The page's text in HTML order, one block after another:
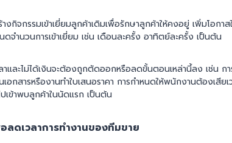
กิจกรรมเข้าเยี่ยมลูกค้าเดิมเพื่อรักษาลูกค้าให้คงอยู่ เพิ่มโอกาส
จำนวนการเข้าเยี่ยม เช่น เดือนละครั้ง อาทิตย์ละครั้ง เป็นต้น
และไม่ได้เงินจะต้องถูกตัดออกหรือลดขั้นตอนเหล่านี้ลง เช่น กา
อกสารหรืองานทำใบเสนอราคา การกำหนดให้พนักงานต้องเสีย
เข้าพบลูกค้าในนัดแรก เป็นต้น
ดเวลาการทำงานของทีมขาย